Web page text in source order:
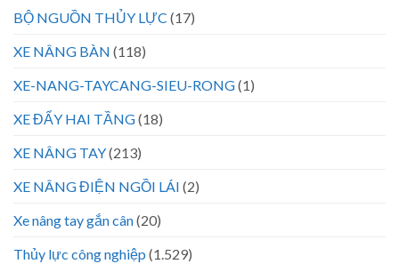
BỘ NGUỒN THỦY LỰC (17)
XE NÂNG BÀN (118)
XE-NANG-TAYCANG-SIEU-RONG(1)
XE ĐẨY HAI TẦNG(18)
XE NÂNG TAY(213)
XE NÂNG ĐIỆN NGỒI LÁI (2)
Xe nâng tay gắn cân(20)
Thủy lực công nghiệp (1.529)